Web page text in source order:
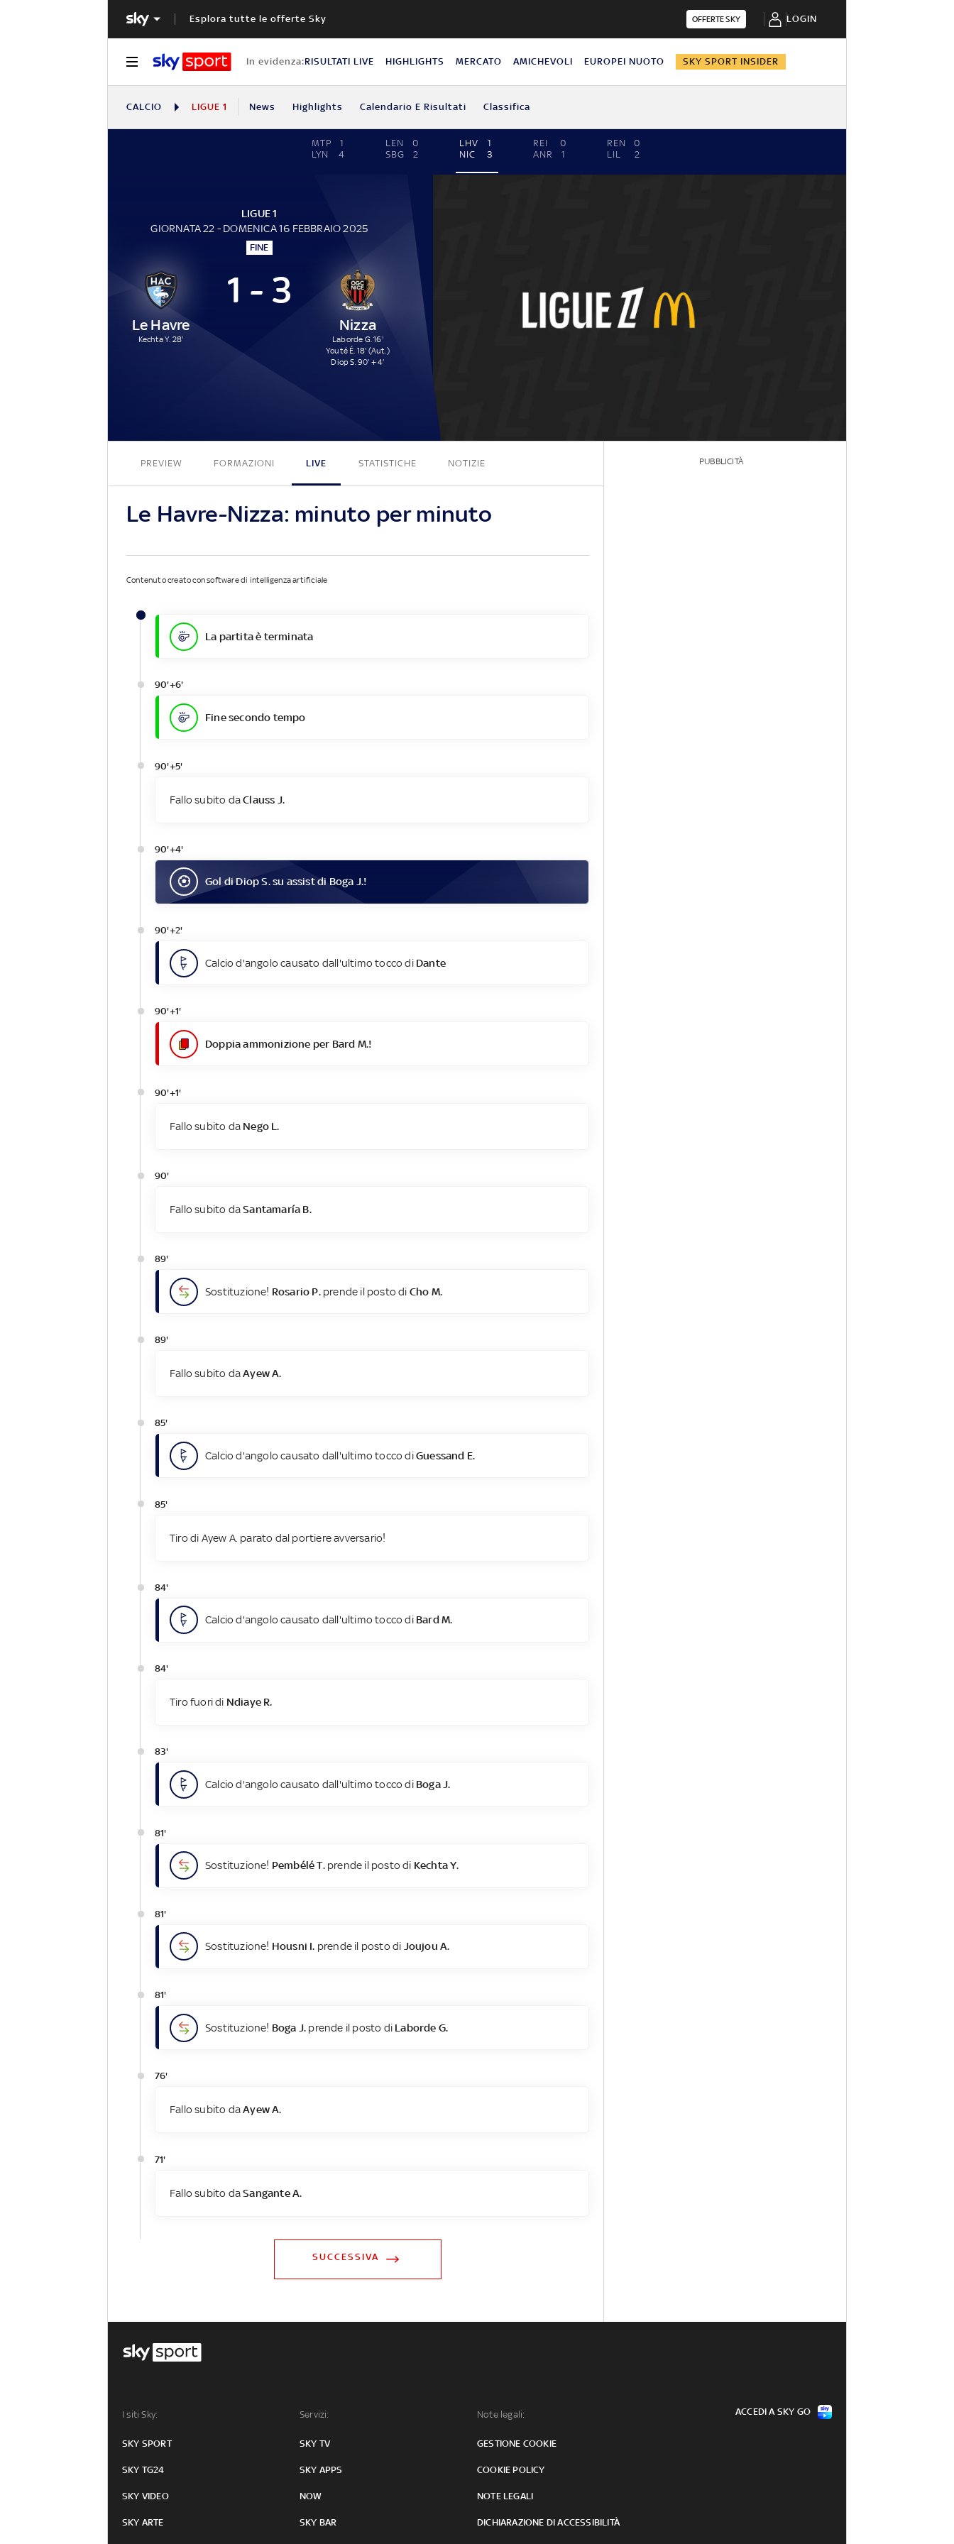
Esplora tutte le offerte Sky OFFERTE SKY LOGIN
In evidenza:RISULTATI LIVE HIGHLIGHTS MERCATO AMICHEVOLI EUROPEI NUOTO SKY SPORT INSIDER
CALCIO LIGUE 1 News Highlights Calendario E Risultati Classifica
MTP
1
LYN
4
LEN
0
SBG
2
LHV
1
NIC
3
REI
0
ANR
1
REN
0
LIL
2
LIGUE 1
GIORNATA 22 - DOMENICA 16 FEBBRAIO 2025
FINE
Le Havre
Kechta Y. 28'
1 - 3
Nizza
Laborde G. 16'
Youté É. 18' (Aut.)
Diop S. 90' + 4'
PREVIEW FORMAZIONI LIVE STATISTICHE NOTIZIE
Le Havre-Nizza: minuto per minuto
Contenuto creato con software di intelligenza artificiale
La partita è terminata
90'+6'
Fine secondo tempo
90'+5'
Fallo subito daClauss J.
90'+4'
Gol diDiop S.su assist di Boga J.!
90'+2'
Calcio d'angolo causato dall'ultimo tocco di Dante
90'+1'
Doppia ammonizione per Bard M.!
90'+1'
Fallo subito da Nego L.
90'
Fallo subito daSantamaría B.
89'
Sostituzione! Rosario P.prende il posto di Cho M.
89'
Fallo subito daAyew A.
85'
Calcio d'angolo causato dall'ultimo tocco diGuessand E.
85'
Tiro di Ayew A. parato dal portiere avversario!
84'
Calcio d'angolo causato dall'ultimo tocco di Bard M.
84'
Tiro fuori di Ndiaye R.
83'
Calcio d'angolo causato dall'ultimo tocco di Boga J.
81'
Sostituzione! Pembélé T.prende il posto di Kechta Y.
81'
Sostituzione! Housni I. prende il posto di Joujou A.
81'
Sostituzione! Boga J. prende il posto di Laborde G.
76'
Fallo subito daAyew A.
71'
Fallo subito daSangante A.
SUCCESSIVA
PUBBLICITÀ
I siti Sky:
SKY SPORT
SKY TG24
SKY VIDEO
SKY ARTE
Servizi:
SKY TV
SKY APPS
NOW
SKY BAR
Note legali:
GESTIONE COOKIE
COOKIE POLICY
NOTE LEGALI
DICHIARAZIONE DI ACCESSIBILITÀ
ACCEDI A SKY GO